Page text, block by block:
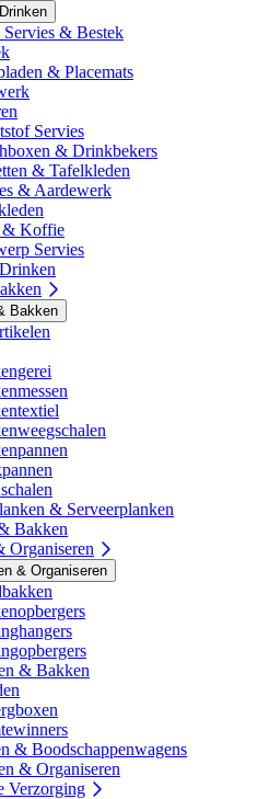
& Bestek
& Placemats
Servies
& Drinkbekers
& Tafelkleden
& Aardewerk
& Koffie
Servies
Bakken
& Serveerplanken
Bakken
Organiseren
& Organiseren
& Bakken
& Boodschappenwagens
& Organiseren
Verzorging